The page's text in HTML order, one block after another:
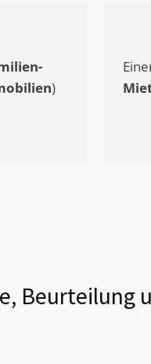
)
Beurteilung